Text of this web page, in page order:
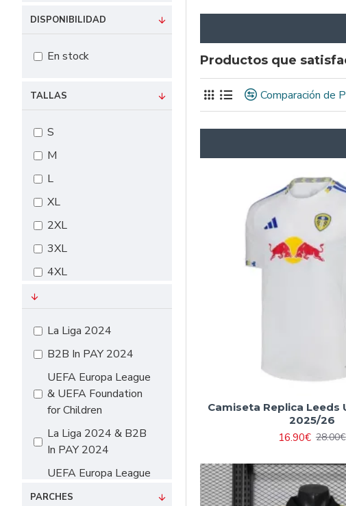
TALLAS
S
M
L
XL
2XL
3XL
4XL
#24 135cm-145cm
#26 145cm-155cm
#28 155cm-165cm
#10（115cm-
125cm）
#12（125cm-
La Liga 2024
B2B In PAY 2024
UEFA Europa League
& UEFA Foundation
for Children
La Liga 2024 & B2B
In PAY 2024
UEFA Europa League
& UEFA Foundation
PARCHES
DISPONIBILIDAD
En stock Productos que
Comparación de
Camiseta Replica Leeds
2025/26
16.90€ 28.00€